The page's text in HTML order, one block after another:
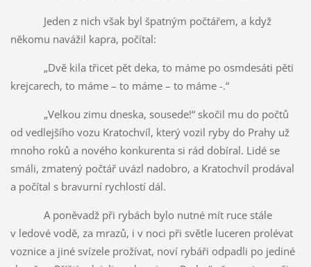
Jeden z nich však byl špatným počtářem, a když
někomu navážil kapra, počítal:
„Dvě kila třicet pět deka, to máme po osmdesáti pěti
krejcarech, to máme – to máme – to máme -.“
„Velkou zimu dneska, sousede!“ skočil mu do počtů
od vedlejšího vozu Kratochvíl, který vozil ryby do Prahy už
mnoho roků a nového konkurenta si rád dobíral. Lidé se
smáli, zmatený počtář uvázl nadobro, a Kratochvíl prodával
a počítal s bravurní rychlostí dál.
A poněvadž při rybách bylo nutné mít ruce stále
v ledové vodě, za mrazů, i v noci při světle luceren prolévat
voznice a jiné svízele prožívat, noví rybáři odpadli po jediné